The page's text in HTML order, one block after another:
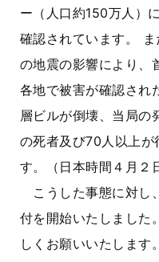
ー（人口約150万人）
確認されています。
の地震の影響により、
各地で被害が確認され
層ビルが倒壊、当局の
の死者及び70人以上が
す。（日本時間４月２
こうした事態に対し
付を開始いたしました
しくお願いいたします。